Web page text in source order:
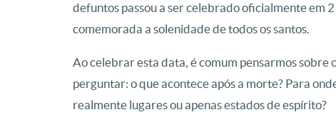
defuntos passou a ser celebrado oficialmente em
comemorada a solenidade de todos os santos.
Ao celebrar esta data, é comum pensarmos sobre
perguntar: o que acontece após a morte? Para
realmente lugares ou apenas estados de espírito?